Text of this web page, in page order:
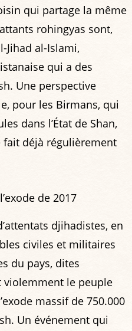
qui partage la même
rohingyas sont,
Jihad al-Islami,
qui a des
Une perspective
pour les Birmans, qui
dans l’État de Shan,
déjà régulièrement
de 2017
djihadistes, en
civiles et militaires
du pays, dites
violemment le peuple
massif de 750.000
Un événement qui